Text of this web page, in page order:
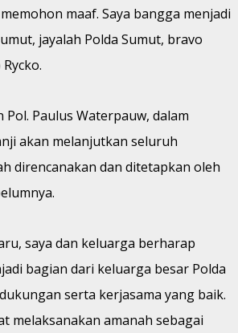
maaf. Saya bangga menjadi
jayalah Polda Sumut, bravo
Paulus Waterpauw, dalam
akan melanjutkan seluruh
direncanakan dan ditetapkan oleh
saya dan keluarga berharap
bagian dari keluarga besar Polda
serta kerjasama yang baik.
melaksanakan amanah sebagai